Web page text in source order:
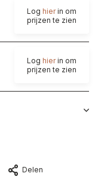
Log hierin om
prijzen te zien
Log hierin om
prijzen te zien
Delen